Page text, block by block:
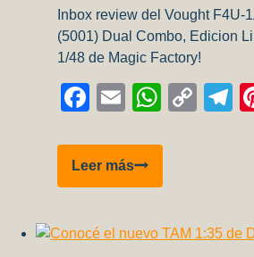
Inbox review del Vought F4U-
(5001) Dual Combo, Edicion
1/48 de Magic Factory!
Facebook
Email
Leer másinbox
review:
F4U-